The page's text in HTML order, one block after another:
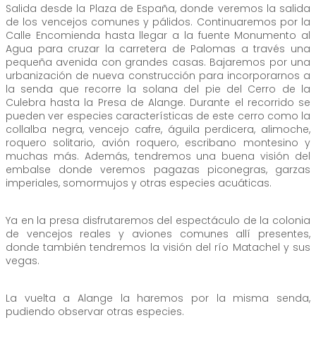
Salida desde la Plaza de España, donde veremos la salida
de los vencejos comunes y pálidos. Continuaremos por la
Calle Encomienda hasta llegar a la fuente Monumento al
Agua para cruzar la carretera de Palomas a través una
pequeña avenida con grandes casas. Bajaremos por una
urbanización de nueva construcción para incorporarnos a
la senda que recorre la solana del pie del Cerro de la
Culebra hasta la Presa de Alange. Durante el recorrido se
pueden ver especies características de este cerro como la
collalba negra, vencejo cafre, águila perdicera, alimoche,
roquero solitario, avión roquero, escribano montesino y
muchas más. Además, tendremos una buena visión del
embalse donde veremos pagazas piconegras, garzas
imperiales, somormujos y otras especies acuáticas.
Ya en la presa disfrutaremos del espectáculo de la colonia
de vencejos reales y aviones comunes allí presentes,
donde también tendremos la visión del río Matachel y sus
vegas.
La vuelta a Alange la haremos por la misma senda,
pudiendo observar otras especies.